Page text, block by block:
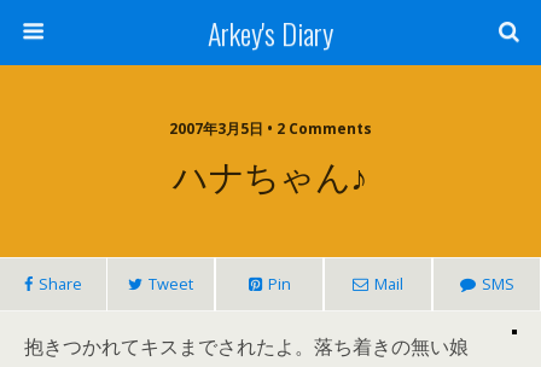
Arkey's Diary
2007年3月5日 • 2 Comments
ハナちゃん♪
Share Tweet Pin Mail SMS
抱きつかれてキスまでされたよ。落ち着きの無い娘